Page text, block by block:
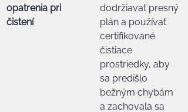
opatrenia pri
čistení
dodržiavať presný
plán a používať
certifikované
čistiace
prostriedky, aby
sa predišlo
bežným chybám
a zachovala sa